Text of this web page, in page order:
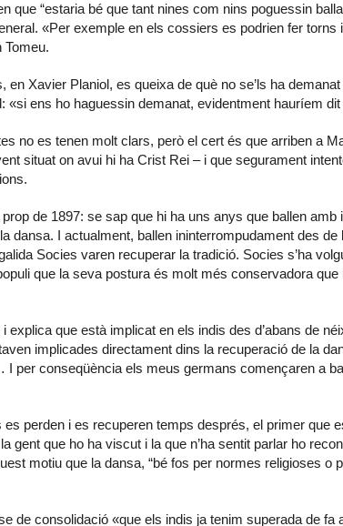
que “estaria bé que tant nines com nins poguessin
«Per exemple en els cossiers es podrien fer torns
Tomeu.
en Xavier Planiol, es queixa de què no se’ls ha
«si ens ho haguessin demanat, evidentment hauríem
no es tenen molt clars, però el cert és que arriben a
situat on avui hi ha Crist Rei – i que segurament
de 1897: se sap que hi ha uns anys que ballen amb
dansa. I actualment, ballen ininterrompudament des de
Socies varen recuperar la tradició. Socies s’ha
que la seva postura és molt més conservadora
explica que està implicat en els indis des d’abans de
implicades directament dins la recuperació de la
per conseqüència els meus germans començaren a
perden i es recuperen temps després, el primer que
gent que ho ha viscut i la que n’ha sentit parlar ho
motiu que la dansa, “bé fos per normes religioses o
de consolidació «que els indis ja tenim superada de fa